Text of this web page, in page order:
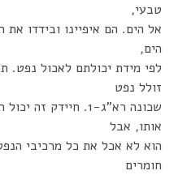
טבעי,
אל הים. הם איפיינו ובידדו
הים,
לפי מידת יכולתם לאכול נפט.
זולל נפט
שכונה רא"ג-1. חיידק
אותו, אבל
הוא לא אכל את כל מרכיבי
חומרים